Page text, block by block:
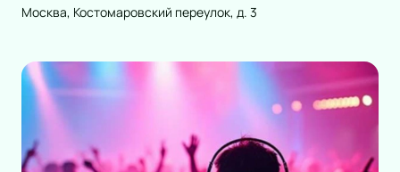
Москва, Костомаровский переулок, д. 3